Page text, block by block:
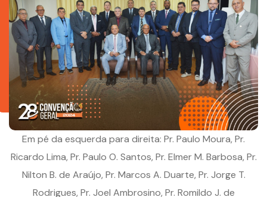
Em pé da esquerda para direita: Pr. Paulo Moura, Pr.
Ricardo Lima, Pr. Paulo O. Santos, Pr. Elmer M. Barbosa, Pr.
Nilton B. de Araújo, Pr. Marcos A. Duarte, Pr. Jorge T.
Rodrigues, Pr. Joel Ambrosino, Pr. Romildo J. de